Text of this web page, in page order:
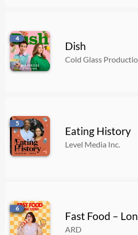
4
Dish
Cold Glass
5
Eating History
Level Media Inc.
6
Fast Food –
ARD